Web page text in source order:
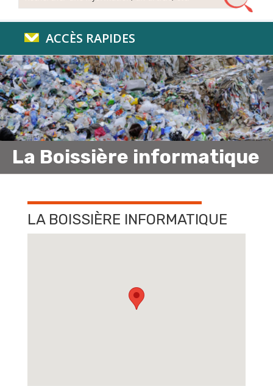
ACCÈS RAPIDES
La Boissière informatique
LA BOISSIÈRE INFORMATIQUE